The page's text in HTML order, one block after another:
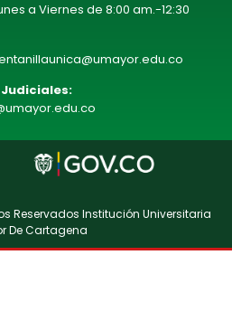
a Viernes de 8:00 am.-12:30
Reservados Institución Universitaria
De Cartagena